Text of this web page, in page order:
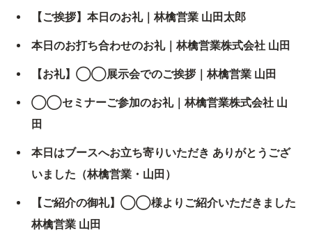
【ご挨拶】本日のお礼｜林檎営業 山田太郎
本日のお打ち合わせのお礼｜林檎営業株式会社 山田
【お礼】◯◯展示会でのご挨拶｜林檎営業 山田
◯◯セミナーご参加のお礼｜林檎営業株式会社 山
田
本日はブースへお立ち寄りいただき ありがとうござ
いました（林檎営業・山田）
【ご紹介の御礼】◯◯様よりご紹介いただきました
林檎営業 山田